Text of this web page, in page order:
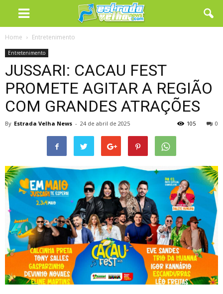
Home Entretenimento
Entretenimento
JUSSARI: CACAU FEST
PROMETE AGITAR A REGIÃO
COM GRANDES ATRAÇÕES
By Estrada Velha News - 24 de abril de 2025 0
105